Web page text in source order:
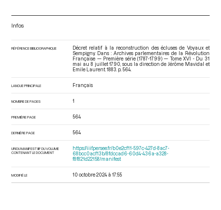
Infos
RÉFÉRENCE BIBLIOGRAPHIQUE
Décret relatif à la reconstruction des écluses de Voyaux et
Sempigny. Dans : Archives parlementaires de la Révolution
Française — Première série (1787-1799) — Tome XVI - Du 31
mai au 8 juillet 1790 , sous la direction de Jérôme Mavidal et
Emile Laurent. 1883. p. 564.
LANGUE PRINCIPALE Français
NOMBRE DE PAGES 1
PREMIÈRE PAGE 564
DERNIÈRE PAGE 564
URI DU MANIFEST IIIF DU VOLUME
CONTENANT LE DOCUMENT
https://iiif.persee.fr/b0e2cf11-597c-427d-8ac7-
68bcc0acf13b/8fdccad6-60d4-436a-a328-
f8f821d22158/manifest
MODIFIÉ LE 10 octobre 2024 à 17:55